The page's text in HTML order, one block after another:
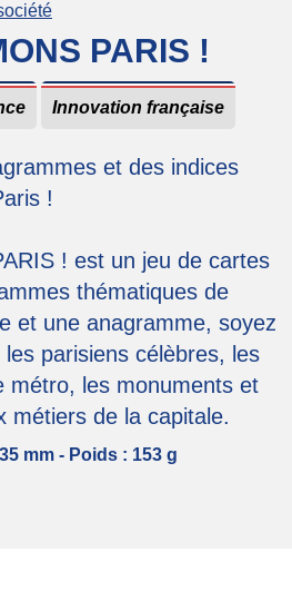
de la barbe / Rasage
Baumes
Parfums Femme
Décoration
Décoration murale
Parfums d'ambiance
Jeux
Jeux de société
Peluches
PARIS !
Innovation française
et des indices
!
! est un jeu de cartes
thématiques de
et une anagramme, soyez
parisiens célèbres, les
métro, les monuments et
métiers de la capitale.
mm - Poids : 153 g